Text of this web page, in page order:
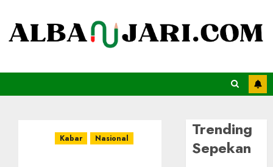
Kabar Nasional
Trending
Sepekan